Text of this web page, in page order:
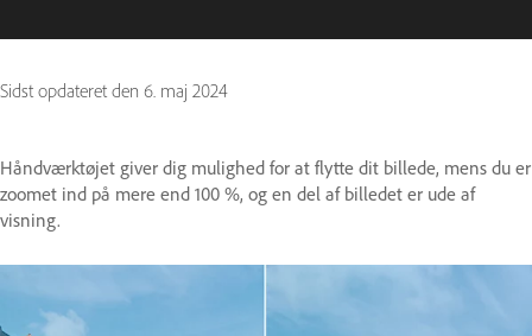
Sidst opdateret den 6. maj 2024
Håndværktøjet giver dig mulighed for at flytte dit billede, mens du er
zoomet ind på mere end 100 %, og en del af billedet er ude af
visning.